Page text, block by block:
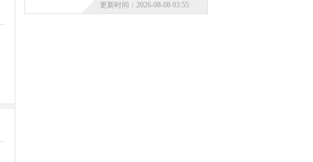
更新时间：2026-08-08 03:55